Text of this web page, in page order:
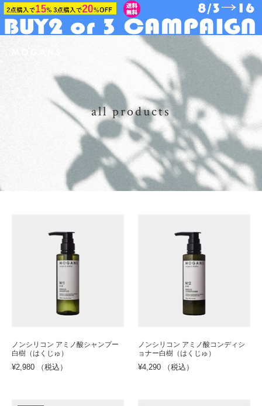
all products
ノンシリコン アミノ酸シャンプー
白樹（はくじゅ）
¥2,980 （税込）
ノンシリコン アミノ酸コンディシ
ョナー白樹（はくじゅ）
¥4,290 （税込）